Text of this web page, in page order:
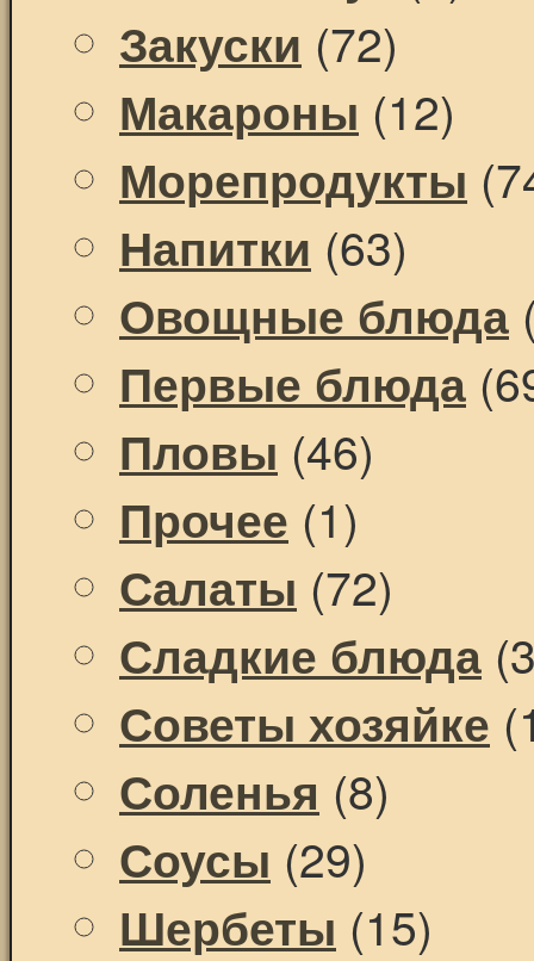
Закуски (72)
Макароны (12)
Морепродукты
Напитки (63)
Овощные блюда
Первые блюда
Пловы (46)
Прочее (1)
Салаты (72)
Сладкие блюда
Советы хозяйке
Соленья (8)
Соусы (29)
Шербеты (15)